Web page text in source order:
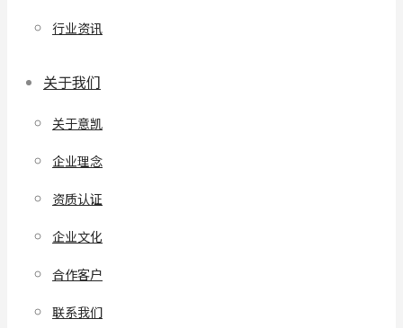
行业资讯
关于我们
关于意凯
企业理念
资质认证
企业文化
合作客户
联系我们